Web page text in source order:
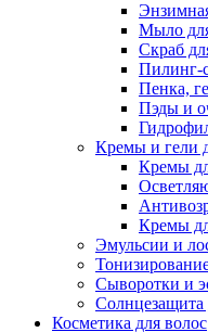
Мыло
Скраб
Пилинг-
Пенка,
Пэды и
Кремы и гели
Кремы
Кремы
Эмульсии и
Сыворотки и
Солнцезащита
Косметика для волос